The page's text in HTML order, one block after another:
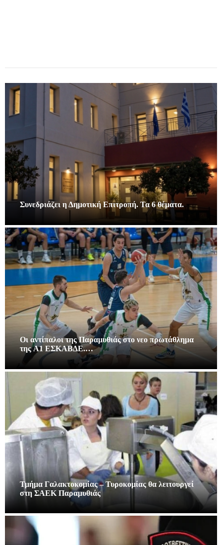
Συνεδριάζει η Δημοτική Επιτροπή. Τα 6 θέματα.
Οι αντίπαλοι της Παραμυθιάς στο νεο πρωτάθλημα
της A1 ΕΣΚΑΒΔΕ.…
Τμήμα Γαλακτοκομίας – Τυροκομίας θα λειτουργεί
στη ΣΑΕΚ Παραμυθιάς